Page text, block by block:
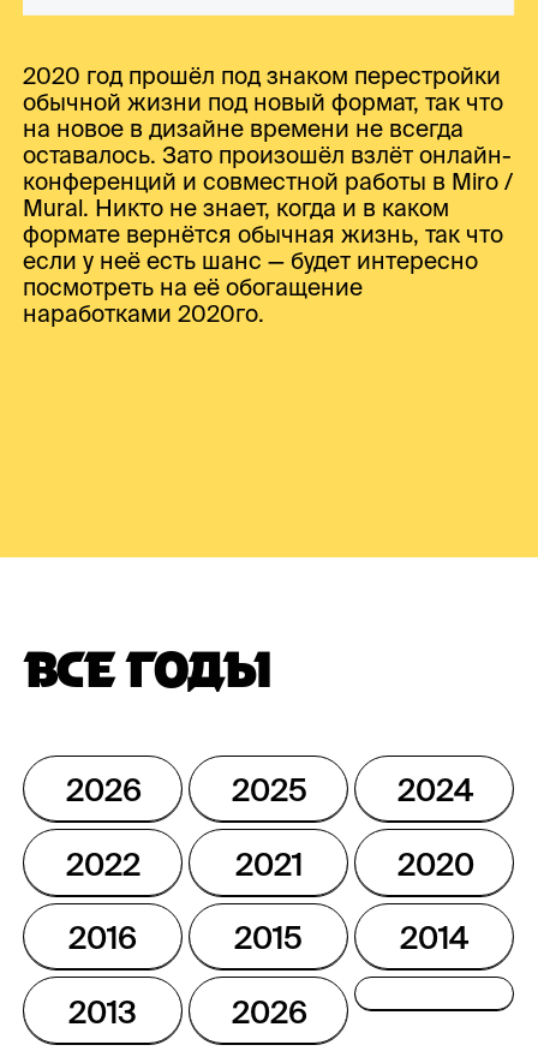
2020 год прошёл под знаком перестройки
обычной жизни под новый формат, так что
на новое в дизайне времени не всегда
оставалось. Зато произошёл взлёт онлайн-
конференций и совместной работы в Miro /
Mural. Никто не знает, когда и в каком
формате вернётся обычная жизнь, так что
если у неё есть шанс — будет интересно
посмотреть на её обогащение
наработками 2020го.
ВСЕ ГОДЫ
2026 2025 2024
2022 2021 2020
2016 2015 2014
2013 2026